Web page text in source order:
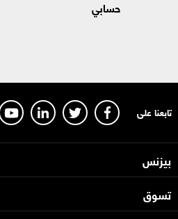
حسابي
تابعنا على
بيزنس
تسوق